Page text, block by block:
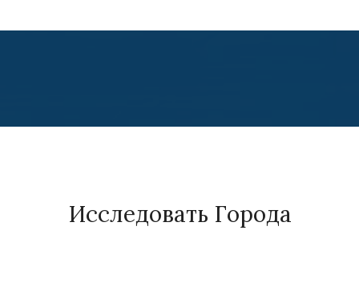
Исследовать Города